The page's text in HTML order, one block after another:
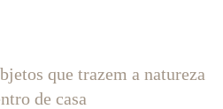
que trazem a natureza
de casa